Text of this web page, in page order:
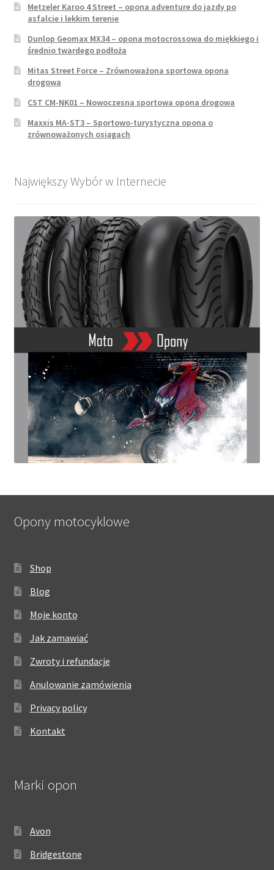
Metzeler Karoo 4 Street – opona adventure do jazdy po
asfalcie i lekkim terenie
Dunlop Geomax MX34 – opona motocrossowa do miękkiego i
średnio twardego podłoża
Mitas Street Force – Zrównoważona sportowa opona
drogowa
CST CM-NK01 – Nowoczesna sportowa opona drogowa
Maxxis MA-ST3 – Sportowo-turystyczna opona o
zrównoważonych osiągach
Największy Wybór w Internecie
Opony motocyklowe
Shop
Blog
Moje konto
Jak zamawiać
Zwroty i refundacje
Anulowanie zamówienia
Privacy policy
Kontakt
Marki opon
Avon
Bridgestone